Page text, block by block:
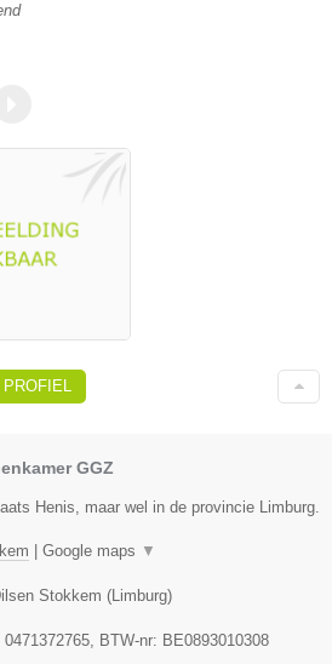
GGZ
Henis, maar wel in de provincie Limburg.
Google maps ▼
Stokkem ( Limburg)
0471372765 , BTW-nr: BE0893010308